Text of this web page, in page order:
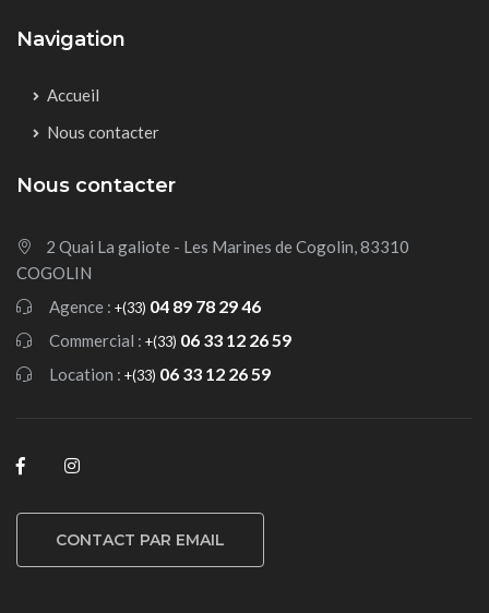
Navigation
Accueil
Nous contacter
Nous contacter
2 Quai La galiote - Les Marines de Cogolin, 83310
COGOLIN
Agence : +(33) 04 89 78 29 46
Commercial : +(33) 06 33 12 26 59
Location : +(33) 06 33 12 26 59
CONTACT PAR EMAIL